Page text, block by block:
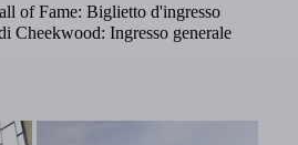
of Fame: Biglietto d'ingresso
Cheekwood: Ingresso generale